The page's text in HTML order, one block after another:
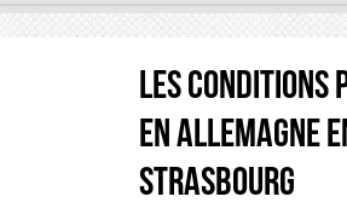
Les
en Allemagne
Strasbourg